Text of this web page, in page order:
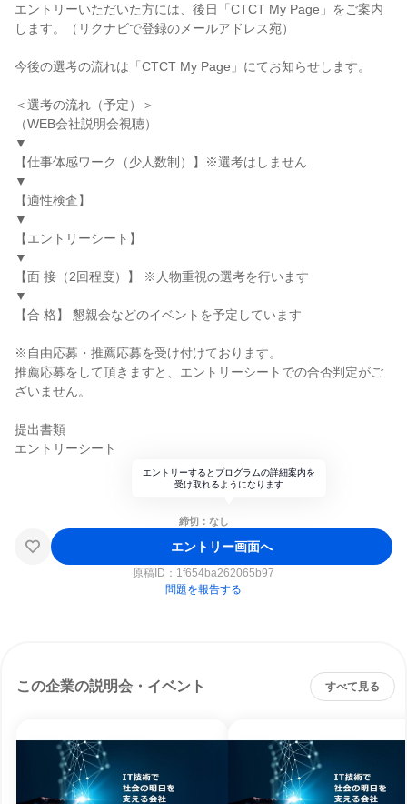
エントリーいただいた方には、後日「CTCT My Page」をご案内
します。（リクナビで登録のメールアドレス宛）
今後の選考の流れは「CTCT My Page」にてお知らせします。
＜選考の流れ（予定）＞
（WEB会社説明会視聴）
▼
【仕事体感ワーク（少人数制）】※選考はしません
▼
【適性検査】
▼
【エントリーシート】
▼
【面 接（2回程度）】 ※人物重視の選考を行います
▼
【合 格】 懇親会などのイベントを予定しています
※自由応募・推薦応募を受け付けております。
推薦応募をして頂きますと、エントリーシートでの合否判定がご
ざいません。
提出書類
エントリーシート
エントリーするとプログラムの詳細案内を
受け取れるようになります
締切：なし
エントリー画面へ
原稿ID： 1f654ba262065b97
問題を報告する
この企業の説明会・イベント すべて見る